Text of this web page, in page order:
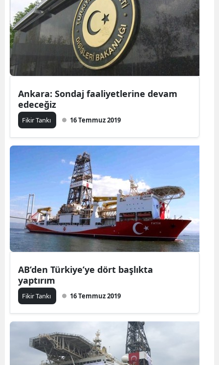
Ankara: Sondaj faaliyetlerine devam
edeceğiz
Fikir Tankı 16 Temmuz 2019
AB’den Türkiye’ye dört başlıkta
yaptırım
Fikir Tankı 16 Temmuz 2019